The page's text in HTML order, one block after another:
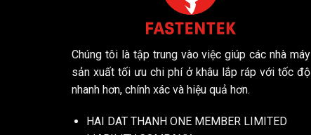
Chúng tôi là tập trung vào việc giúp các nhà máy
sản xuất tối ưu chi phí ở khâu lắp ráp với tốc độ
nhanh hơn, chính xác và hiệu quả hơn.
HAI DAT THANH ONE MEMBER LIMITED